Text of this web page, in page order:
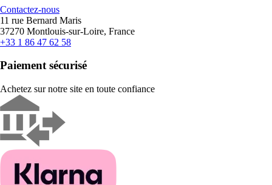
Contactez-nous
11 rue Bernard Maris
37270 Montlouis-sur-Loire, France
+33 1 86 47 62 58
Paiement sécurisé
Achetez sur notre site en toute confiance